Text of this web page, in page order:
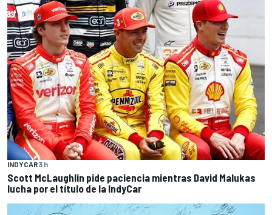
INDYCAR3 h
Scott McLaughlin pide paciencia mientras David Malukas
lucha por el título de la IndyCar